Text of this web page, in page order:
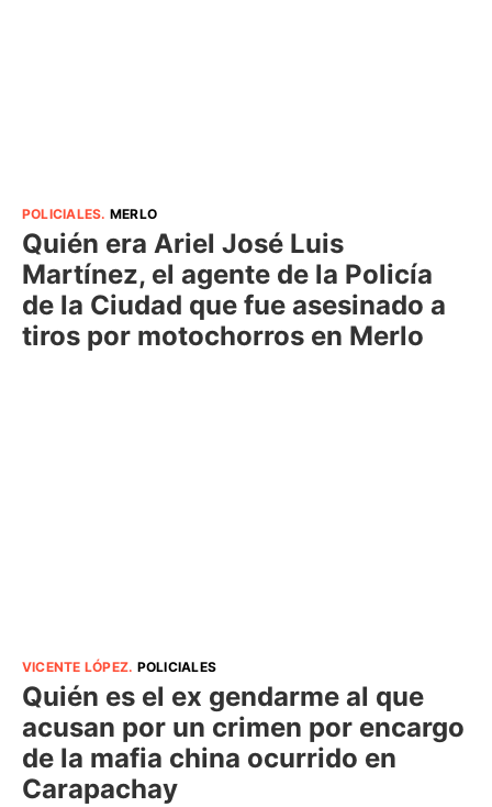
POLICIALES. MERLO
Quién era Ariel José Luis
Martínez, el agente de la Policía
de la Ciudad que fue asesinado a
tiros por motochorros en Merlo
VICENTE LÓPEZ. POLICIALES
Quién es el ex gendarme al que
acusan por un crimen por encargo
de la mafia china ocurrido en
Carapachay